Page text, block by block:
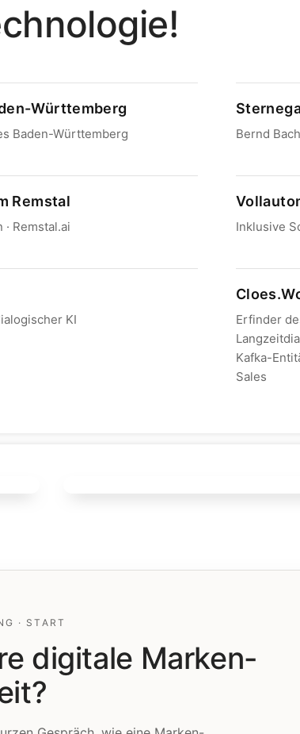
Württemberg
Baden-Württemberg Bernd
Remstal
Remstal.ai Inklusive
KI
Erfinder
Kafka-
Sales
· START
digitale Marken-